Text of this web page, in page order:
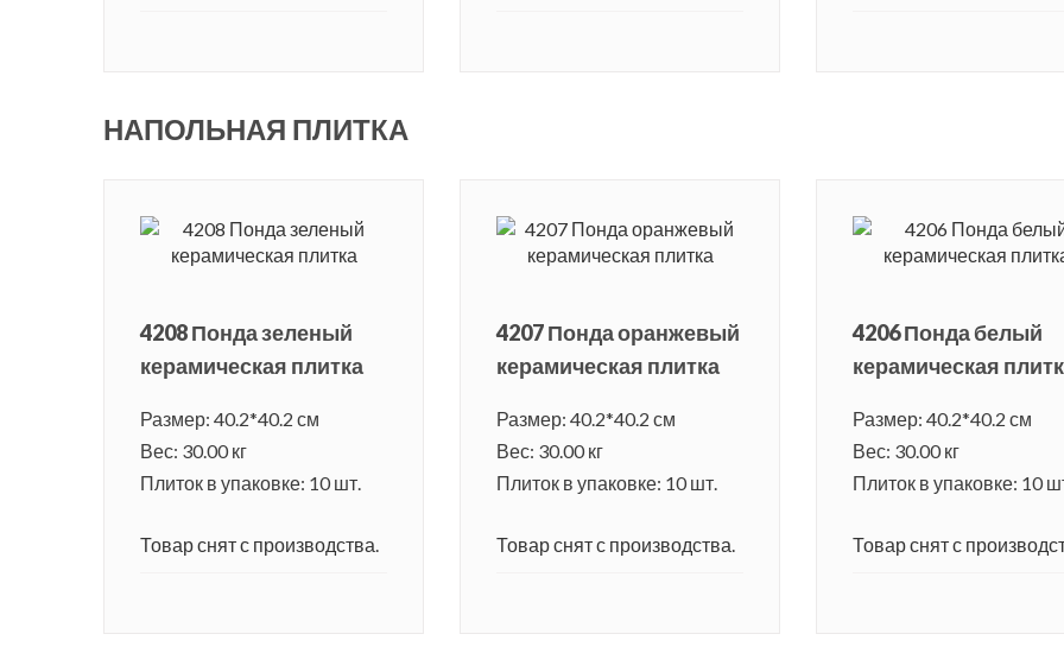
НАПОЛЬНАЯ ПЛИТКА
4208 Понда зеленый
керамическая плитка
Размер: 40.2*40.2 см
Вес: 30.00 кг
Плиток в упаковке: 10 шт.
Товар снят с производства.
4207 Понда оранжевый
керамическая плитка
Размер: 40.2*40.2 см
Вес: 30.00 кг
Плиток в упаковке: 10 шт.
Товар снят с производства.
4206 Понда белый
керамическая
Размер: 40.2*40.2 см
Вес: 30.00 кг
Плиток в упаковке: 10
Товар снят с